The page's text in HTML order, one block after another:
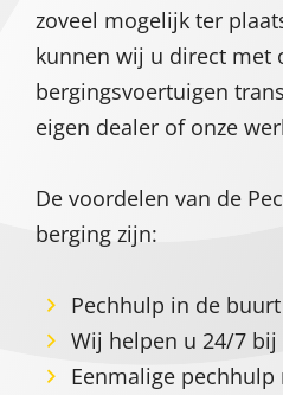
zoveel mogelijk ter
kunnen wij u direct met
bergingsvoertuigen
eigen dealer of onze
De voordelen van de
berging zijn:
Pechhulp in de
Wij helpen u 24/7
Eenmalige